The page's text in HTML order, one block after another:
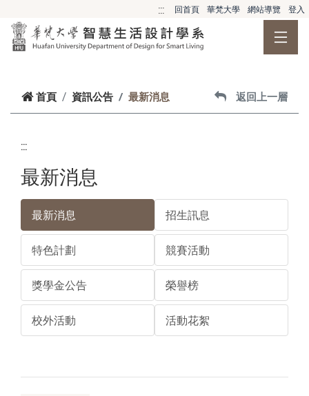
::: 回首頁 華梵大學 網站導覽 登入
首頁 資訊公告 最新消息 返回上一層
:::
最新消息
最新消息 招生訊息
特色計劃 競賽活動
獎學金公告 榮譽榜
校外活動 活動花絮